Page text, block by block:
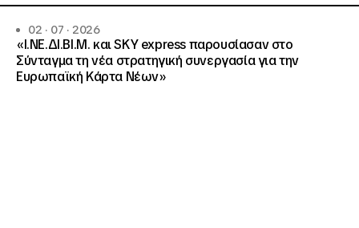
02 · 07 · 2026
«Ι.ΝΕ.ΔΙ.ΒΙ.Μ. και SKY express παρουσίασαν στο
Σύνταγμα τη νέα στρατηγική συνεργασία για την
Ευρωπαϊκή Κάρτα Νέων»